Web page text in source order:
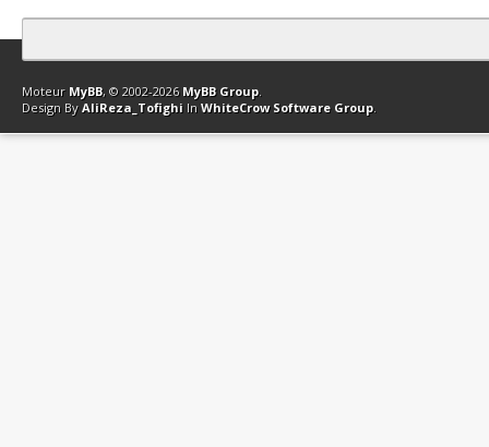
Contact Club Affiliation Retourner en haut Version bas-débit
Moteur MyBB, © 2002-2026 MyBB Group.
Design By AliReza_Tofighi In WhiteCrow Software Group.